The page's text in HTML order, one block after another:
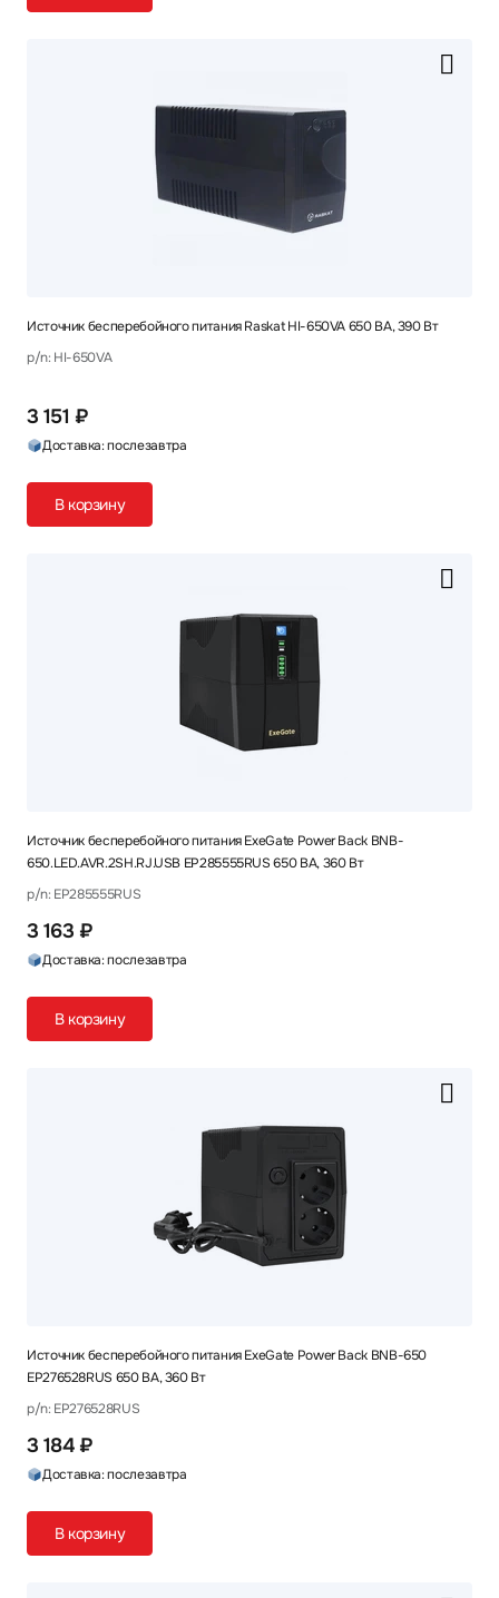
Источник бесперебойного питания Raskat HI-650VA 650 ВА, 390 Вт
p/n: HI-650VA
3 151 ₽
Доставка: послезавтра
В корзину
Источник бесперебойного питания ExeGate Power Back BNB-
650.LED.AVR.2SH.RJ.USB EP285555RUS 650 ВА, 360 Вт
p/n: EP285555RUS
3 163 ₽
Доставка: послезавтра
В корзину
Источник бесперебойного питания ExeGate Power Back BNB-650
EP276528RUS 650 ВА, 360 Вт
p/n: EP276528RUS
3 184 ₽
Доставка: послезавтра
В корзину